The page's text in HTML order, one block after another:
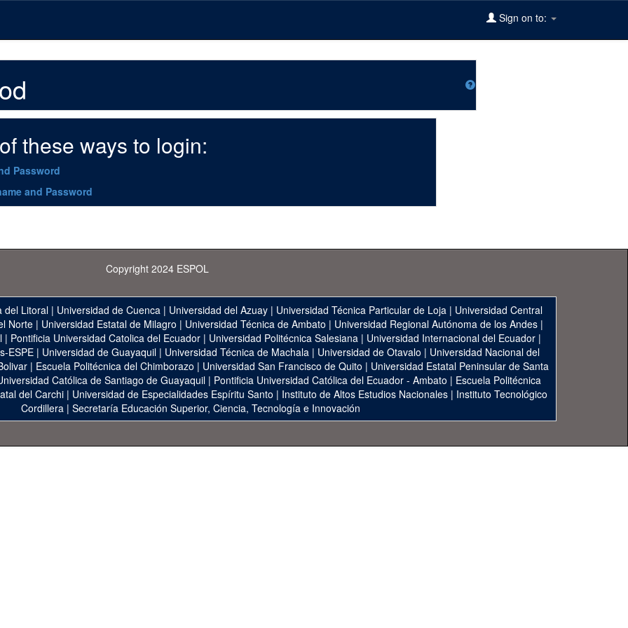
Sign on to:
these ways to login:
Password
and Password
Copyright 2024 ESPOL
del Litoral | Universidad de Cuenca | Universidad del Azuay | Universidad Técnica Particular de Loja | Universidad Central
Norte| Universidad Estatal de Milagro | Universidad Técnica de Ambato | Universidad Regional Autónoma de los Andes|
| Pontificia Universidad Catolica del Ecuador| Universidad Politécnica Salesiana| Universidad Internacional del Ecuador|
ESPE | Universidad de Guayaquil | Universidad Técnica de Machala | Universidad de Otavalo | Universidad Nacional del
| Escuela Politécnica del Chimborazo | Universidad San Francisco de Quito | Universidad Estatal Peninsular de Santa
Católica de Santiago de Guayaquil | Pontificia Universidad Católica del Ecuador - Ambato | Escuela Politécnica
del Carchi | Universidad de Especialidades Espíritu Santo | Instituto de Altos Estudios Nacionales | Instituto Tecnológico
Cordillera| Secretaría Educación Superior, Ciencia, Tecnología e Innovación